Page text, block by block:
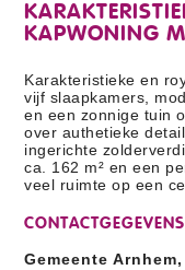
KAPWONING
Karakteristieke en
vijf slaapkamers,
en een zonnige tuin
over authetieke
ingerichte
ca. 162 m² en een
veel ruimte op een
CONTACTGEGEVENS
Gemeente